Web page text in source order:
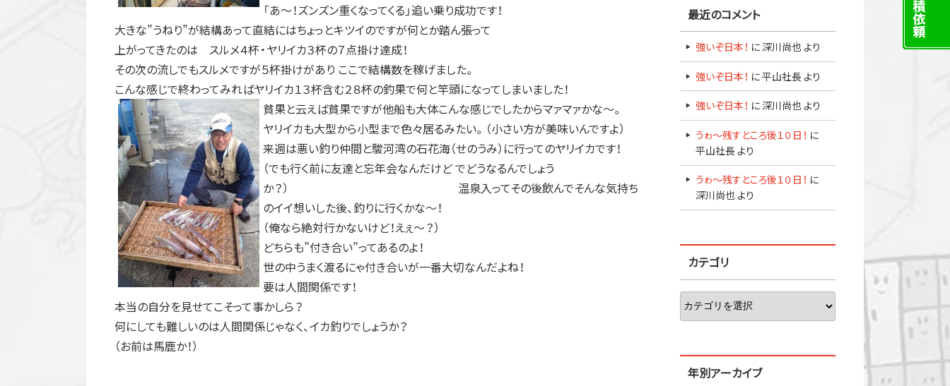
「あ～！ズンズン重くなってくる」追い乗り成功です！
大きな”うねり”が結構あって直結にはちょっとキツイのですが何とか踏ん張って
上がってきたのは スルメ４杯・ヤリイカ３杯の７点掛け達成！
その次の流しでもスルメですが５杯掛けがあり ここで結構数を稼げました。
こんな感じで終わってみればヤリイカ１３杯含む２８杯の釣果で何と竿頭になってしまいました！
貧果と云えば貧果ですが他船も大体こんな感じでしたからマァマァかな～。
ヤリイカも大型から小型まで色々居るみたい。（小さい方が美味いんですよ）
来週は悪い釣り仲間と駿河湾の石花海（せのうみ）に行ってのヤリイカです！
（でも行く前に友達と忘年会なんだけど でどうなるんでしょう
か？） 温泉入ってその後飲んでそんな気持ち
のイイ想いした後、釣りに行くかな～！
（俺なら絶対行かないけど！えぇ～？）
どちらも”付き合い”ってあるのよ！
世の中うまく渡るにゃ付き合いが一番大切なんだよね！
要は人間関係です！
本当の自分を見せてこそって事かしら？
何にしても難しいのは人間関係じゃなく、イカ釣りでしょうか？
（お前は馬鹿か！）
最近のコメント
強いぞ日本！ に 深川尚也 より
強いぞ日本！ に平山社長 より
強いぞ日本！ に 深川尚也 より
うゎ～残すところ後１０日！ に
平山社長 より
うゎ～残すところ後１０日！ に
深川尚也 より
カテゴリ
年別アーカイブ